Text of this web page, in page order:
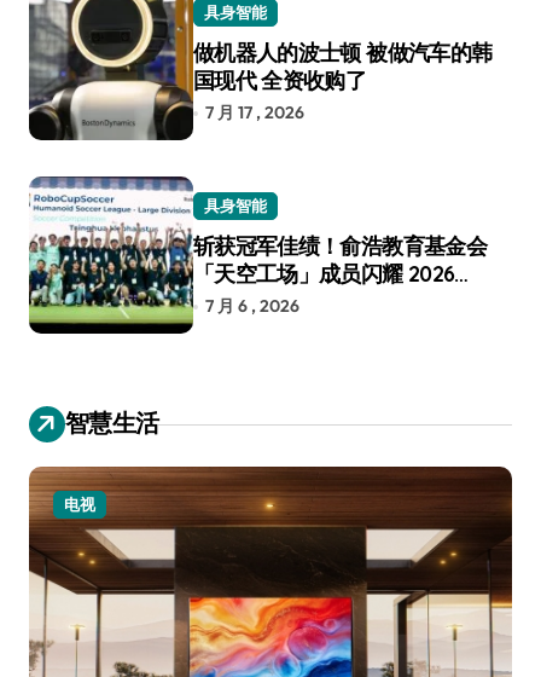
具身智能
做机器人的波士顿 被做汽车的韩
国现代 全资收购了
7 月 17 , 2026
具身智能
斩获冠军佳绩！俞浩教育基金会
「天空工场」成员闪耀 2026
RoboCup 机器人世界杯
7 月 6 , 2026
智慧生活
电视